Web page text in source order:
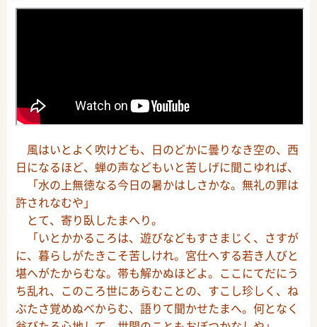
風はいとよく吹けども、日のどかに曇りなき空の、西
日になるほど、蝉の声などもいと苦しげに聞こゆれば、
「水の上無徳なる今日の暑かはしさかな。無礼の罪は
許されなむや」
とて、寄り臥したまへり。
「いとかかるころは、遊びなどもすさまじく、さすが
に、暮らしがたきこそ苦しけれ。宮仕へする若き人びと
堪へがたからむな。帯も解かぬほどよ。ここにてだにう
ち乱れ、このころ世にあらむことの、すこし珍しく、ね
ぶたさ覚めぬべからむ、語りて聞かせたまへ。何となく